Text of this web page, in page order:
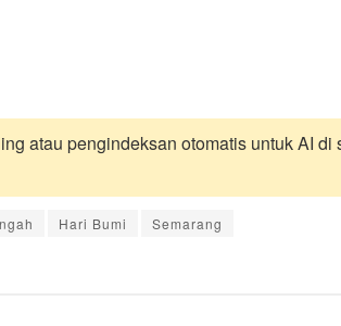
atau pengindeksan otomatis untuk AI di
Hari Bumi Semarang